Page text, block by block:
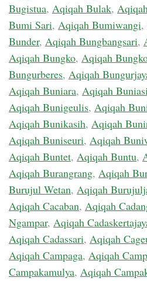
Bugistua, Aqiqah Bulak,
Bumi Sari, Aqiqah Bumiwangi,
Bunder, Aqiqah Bungbangsari,
Aqiqah Bungko, Aqiqah
Bungurberes, Aqiqah
Aqiqah Buniara, Aqiqah
Aqiqah Bunigeulis, Aqiqah
Aqiqah Bunikasih, Aqiqah
Aqiqah Buniseuri, Aqiqah
Aqiqah Buntet, Aqiqah Buntu,
Aqiqah Burangrang, Aqiqah
Burujul Wetan, Aqiqah
Aqiqah Cacaban, Aqiqah
Ngampar, Aqiqah
Aqiqah Cadassari, Aqiqah
Aqiqah Campaga, Aqiqah
Campakamulya, Aqiqah